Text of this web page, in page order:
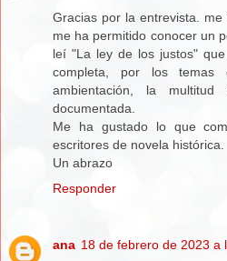
Gracias por la entrevista. me
me ha permitido conocer un
leí "La ley de los justos"
completa, por los
ambientación, la
documentada.
Me ha gustado lo que
escritores de novela histórica.
Un abrazo
Responder
ana 18 de febrero de 2023 a